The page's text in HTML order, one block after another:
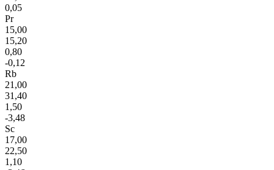
0,05
Pr
15,00
15,20
0,80
-0,12
Rb
21,00
31,40
1,50
-3,48
Sc
17,00
22,50
1,10